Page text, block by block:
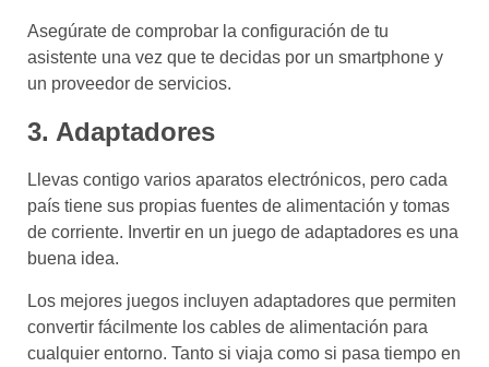
Asegúrate de comprobar la configuración de tu
asistente una vez que te decidas por un smartphone y
un proveedor de servicios.
3. Adaptadores
Llevas contigo varios aparatos electrónicos, pero cada
país tiene sus propias fuentes de alimentación y tomas
de corriente. Invertir en un juego de adaptadores es una
buena idea.
Los mejores juegos incluyen adaptadores que permiten
convertir fácilmente los cables de alimentación para
cualquier entorno. Tanto si viaja como si pasa tiempo en